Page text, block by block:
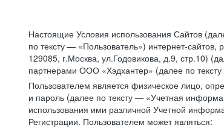
Настоящие Условия использования Сайтов
по тексту — «Пользователь») интернет-
129085, г.Москва, ул.Годовикова, д.9, стр.10)
партнерами ООО «Хэдхантер» (далее по
Пользователем является физическое лицо,
и пароль (далее по тексту — «Учетная
использования ими различной Учетной
Регистрации. Пользователем может являться: